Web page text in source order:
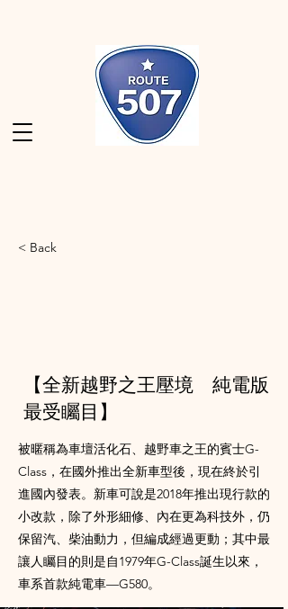
< Back
【全新越野之王壓境 純電版
最受矚目】
被暱稱為車壇活化石、越野車之王的賓士G-
Class，在國外推出全新車型後，現在終於引
進國內發表。新車可說是2018年推出現行款的
小改款，除了外形細修、內在更為科技外，仍
保留汽、柴油動力，但編成經過更動；其中最
讓人矚目的則是自1979年G-Class誕生以來，
車系首款純電車—G580。